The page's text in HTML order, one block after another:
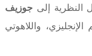
إلى جوزيف
العالم الإنجليزي، واللاهوتي